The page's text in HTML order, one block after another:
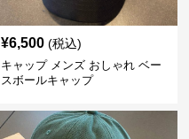
¥6,500 (税込)
キャップ メンズ おしゃれ ベー
スボールキャップ